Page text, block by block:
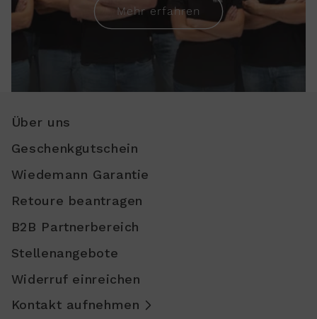
Mehr erfahren
Über uns
Geschenkgutschein
Wiedemann Garantie
Retoure beantragen
B2B Partnerbereich
Stellenangebote
Widerruf einreichen
Kontakt aufnehmen